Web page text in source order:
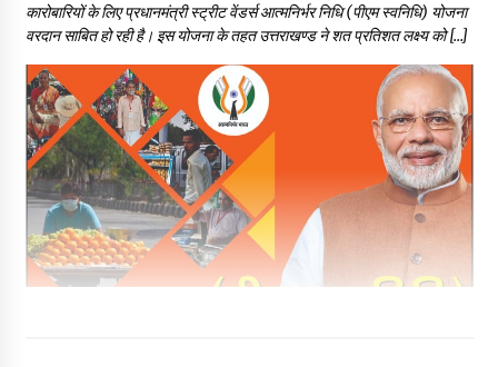
कारोबारियों के लिए प्रधानमंत्री स्ट्रीट वेंडर्स आत्मनिर्भर निधि (पीएम स्वनिधि) योजना
वरदान साबित हो रही है। इस योजना के तहत उत्तराखण्ड ने शत प्रतिशत लक्ष्य को […]